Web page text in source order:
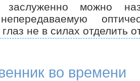
можно
не в силах отделить
во времени